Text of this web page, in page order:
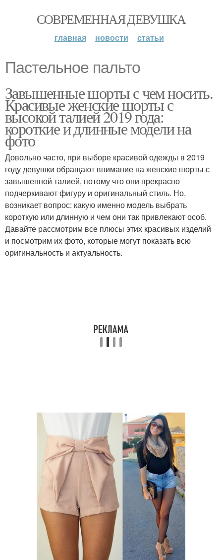
СОВРЕМЕННАЯ ДЕВУШКА
главная новости статьи
Пастельное пальто
Завышенные шорты с чем носить.
Красивые женские шорты с
высокой талией 2019 года:
короткие и длинные модели на
фото
Довольно часто, при выборе красивой одежды в 2019
году девушки обращают внимание на женские шорты с
завышенной талией, потому что они прекрасно
подчеркивают фигуру и оригинальный стиль. Но,
возникает вопрос: какую именно модель выбрать
короткую или длинную и чем они так привлекают особ.
Давайте рассмотрим все плюсы этих красивых изделий
и посмотрим их фото, которые могут показать всю
оригинальность и актуальность.